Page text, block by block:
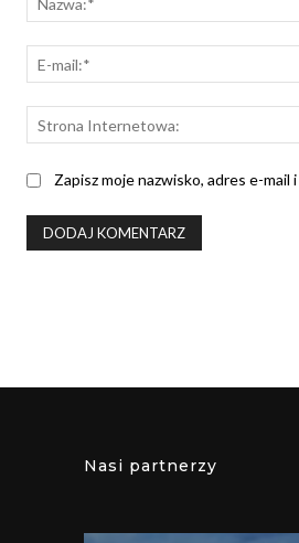
Zapisz moje nazwisko, adres e-
Nasi partnerzy